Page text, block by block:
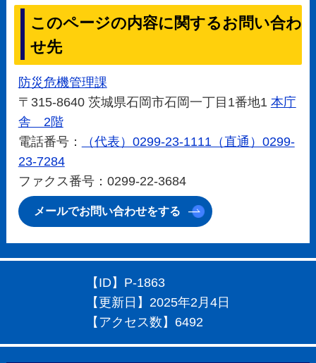
このページの内容に関するお問い合わ
せ先
防災危機管理課
〒315-8640 茨城県石岡市石岡一丁目1番地1 本庁
舎 2階
電話番号：
（代表）0299-23-1111（直通）0299-
23-7284
ファクス番号：0299-22-3684
メールでお問い合わせをする
【ID】 P-1863
【更新日】 2025年2月4日
【アクセス数】 6492